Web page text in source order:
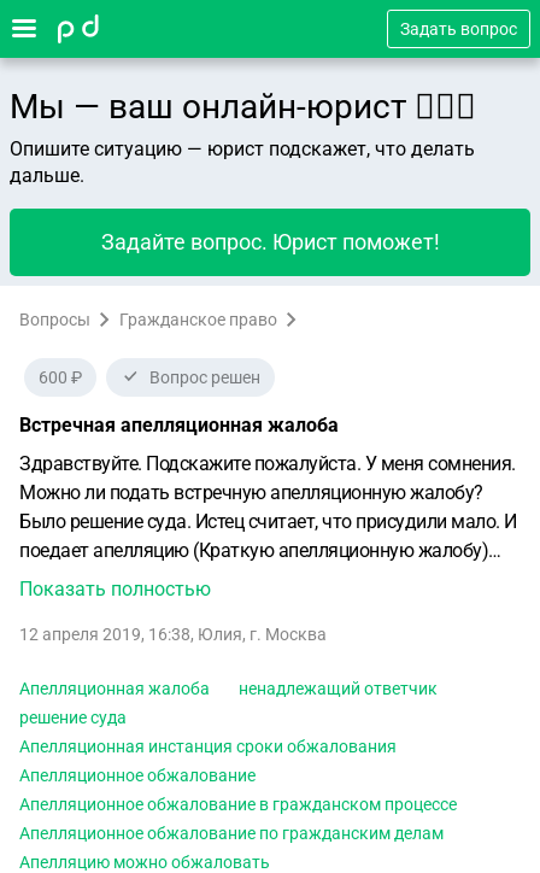
Задать вопрос
Мы — ваш онлайн-юрист 👨🏻‍⚖️
Опишите ситуацию — юрист подскажет, что делать
дальше.
Задайте вопрос. Юрист поможет!
Вопросы Гражданское право
600 ₽ Вопрос решен
Встречная апелляционная жалоба
Здравствуйте. Подскажите пожалуйста. У меня сомнения.
Можно ли подать встречную апелляционную жалобу?
Было решение суда. Истец считает, что присудили мало. И
поедает апелляцию (Краткую апелляционную жалобу)
Мы считаем, что мало, но ГПК говорит:
соединении и разъединении нескольких исковых
об изменении размера исковых требований, о
предъявлении встречного иска, о замене ненадлежащего
ответчика, о привлечении к участию в деле третьих лиц.
срок обжалования еще не истек.
встречную апелляцию я теперь не могу подать?Что
делать?
Показать полностью
12 апреля 2019, 16:38, Юлия, г. Москва
Апелляционная жалоба
ненадлежащий ответчик
решение суда
Апелляционная инстанция сроки обжалования
Апелляционное обжалование
Апелляционное обжалование в гражданском процессе
Апелляционное обжалование по гражданским делам
Апелляцию можно обжаловать